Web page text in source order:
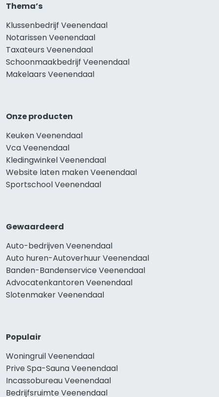
Thema’s
Klussenbedrijf Veenendaal
Notarissen Veenendaal
Taxateurs Veenendaal
Schoonmaakbedrijf Veenendaal
Makelaars Veenendaal
Onze producten
Keuken Veenendaal
Vca Veenendaal
Kledingwinkel Veenendaal
Website laten maken Veenendaal
Sportschool Veenendaal
Gewaardeerd
Auto-bedrijven Veenendaal
Auto huren-Autoverhuur Veenendaal
Banden-Bandenservice Veenendaal
Advocatenkantoren Veenendaal
Slotenmaker Veenendaal
Populair
Woningruil Veenendaal
Prive Spa-Sauna Veenendaal
Incassobureau Veenendaal
Bedrijfsruimte Veenendaal